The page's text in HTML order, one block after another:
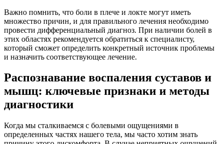
Важно помнить, что боли в плече и локте могут иметь
множество причин, и для правильного лечения необходимо
провести дифференциальный диагноз. При наличии болей в
этих областях рекомендуется обратиться к специалисту,
который сможет определить конкретный источник проблемы
и назначить соответствующее лечение.
Распознавание воспаления суставов и
мышц: ключевые признаки и методы
диагностики
Когда мы сталкиваемся с болевыми ощущениями в
определенных частях нашего тела, мы часто хотим знать